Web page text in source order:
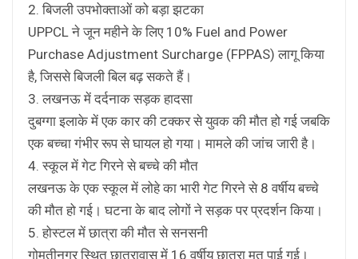
2. बिजली उपभोक्ताओं को बड़ा झटका
UPPCL ने जून महीने के लिए 10% Fuel and Power
Purchase Adjustment Surcharge (FPPAS) लागू किया
है, जिससे बिजली बिल बढ़ सकते हैं।
3. लखनऊ में दर्दनाक सड़क हादसा
दुबग्गा इलाके में एक कार की टक्कर से युवक की मौत हो गई जबकि
एक बच्चा गंभीर रूप से घायल हो गया। मामले की जांच जारी है।
4. स्कूल में गेट गिरने से बच्चे की मौत
लखनऊ के एक स्कूल में लोहे का भारी गेट गिरने से 8 वर्षीय बच्चे
की मौत हो गई। घटना के बाद लोगों ने सड़क पर प्रदर्शन किया।
5. होस्टल में छात्रा की मौत से सनसनी
गोमतीनगर स्थित छात्रावास में 16 वर्षीय छात्रा मृत पाई गई।